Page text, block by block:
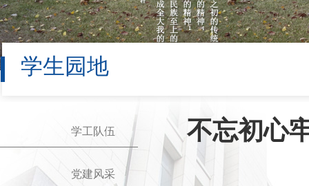
学生园地
学工队伍
党建风采
不忘初心